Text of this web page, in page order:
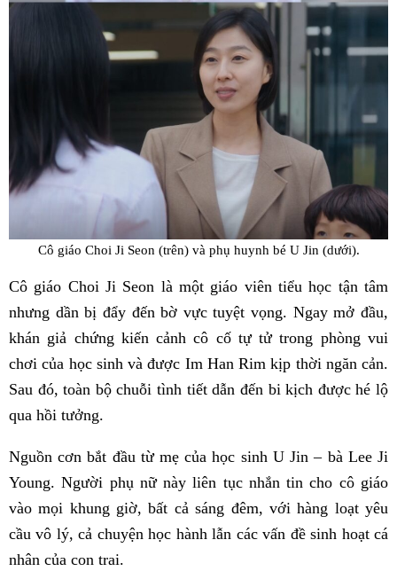
Cô giáo Choi Ji Seon (trên) và phụ huynh bé U Jin (dưới).
Cô giáo Choi Ji Seon là một giáo viên tiểu học tận tâm
nhưng dần bị đẩy đến bờ vực tuyệt vọng. Ngay mở đầu,
khán giả chứng kiến cảnh cô cố tự tử trong phòng vui
chơi của học sinh và được Im Han Rim kịp thời ngăn cản.
Sau đó, toàn bộ chuỗi tình tiết dẫn đến bi kịch được hé lộ
qua hồi tưởng.
Nguồn cơn bắt đầu từ mẹ của học sinh U Jin – bà Lee Ji
Young. Người phụ nữ này liên tục nhắn tin cho cô giáo
vào mọi khung giờ, bất cả sáng đêm, với hàng loạt yêu
cầu vô lý, cả chuyện học hành lẫn các vấn đề sinh hoạt cá
nhân của con trai.